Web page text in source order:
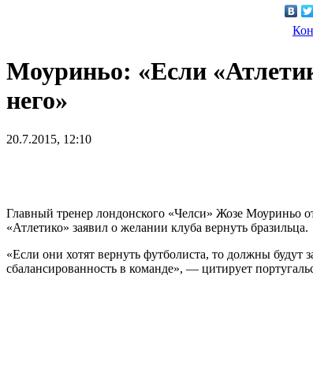
Моуриньо: «Если
него»
20.7.2015, 12:10
Главный тренер лондонского «Челси» Жозе Моуриньо
«Атлетико» заявил о желании клуба вернуть бразильца.
«Если они хотят вернуть футболиста, то должны будут
сбалансированность в команде», — цитирует